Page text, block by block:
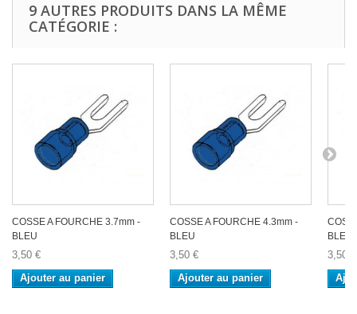
9 AUTRES PRODUITS DANS LA MÊME
CATÉGORIE :
COSSE A FOURCHE 3.7mm -
BLEU
3,50 €
Ajouter au panier
COSSE A FOURCHE 4.3mm -
BLEU
3,50 €
Ajouter au panier
BLEU
3,50 €